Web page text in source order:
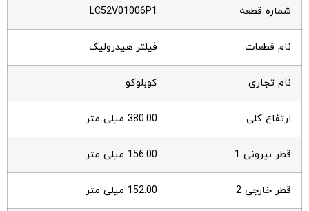
شماره قطعه LC52V01006P1
نام قطعات فیلتر هیدرولیک
نام تجاری کوبلوکو
ارتفاع کلی 380.00 میلی متر
قطر بیرونی 1 156.00 میلی متر
قطر خارجی 2 152.00 میلی متر